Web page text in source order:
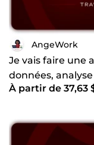
AngeWork
Je vais faire une
données, analyse
À partir de 37,63